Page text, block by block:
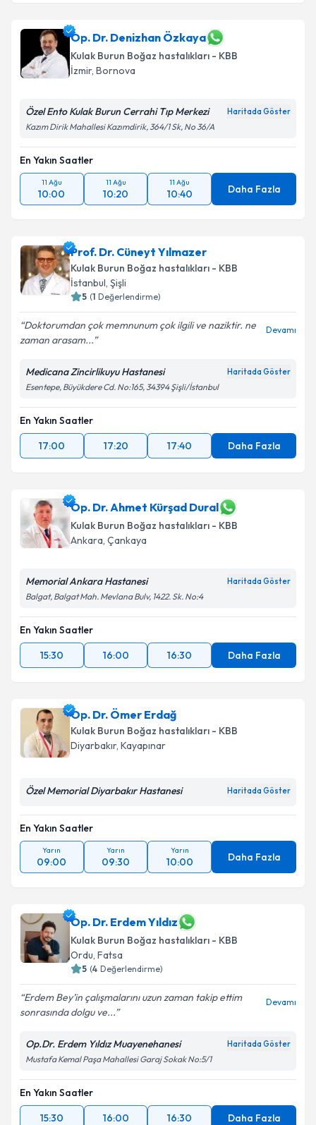
Op. Dr. Denizhan Özkaya
Kulak Burun Boğaz hastalıkları - KBB
İzmir, Bornova
Özel Ento Kulak Burun Cerrahi Tıp Merkezi Haritada Göster
Kazım Dirik Mahallesi Kazımdirik, 364/1 Sk, No 36/A
En Yakın Saatler
11 Ağu
10:00
11 Ağu
10:20
11 Ağu
10:40 Daha Fazla
Prof. Dr. Cüneyt Yılmazer
Kulak Burun Boğaz hastalıkları - KBB
İstanbul, Şişli
5 (1 Değerlendirme)
Doktorumdan çok memnunum çok ilgili ve naziktir. ne
zaman arasam...
Devamı
Medicana Zincirlikuyu Hastanesi Haritada Göster
Esentepe, Büyükdere Cd. No:165, 34394 Şişli/İstanbul
En Yakın Saatler
17:00
17:20 17:40 Daha Fazla
Op. Dr. Ahmet Kürşad Dural
Kulak Burun Boğaz hastalıkları - KBB
Ankara, Çankaya
Memorial Ankara Hastanesi Haritada Göster
Balgat, Balgat Mah. Mevlana Bulv, 1422. Sk. No:4
En Yakın Saatler
15:30
16:00 16:30 Daha Fazla
Op. Dr. Ömer Erdağ
Kulak Burun Boğaz hastalıkları - KBB
Diyarbakır, Kayapınar
Özel Memorial Diyarbakır Hastanesi Haritada Göster
En Yakın Saatler
Yarın
09:00
Yarın
09:30
Yarın
10:00 Daha Fazla
Op. Dr. Erdem Yıldız
Kulak Burun Boğaz hastalıkları - KBB
Ordu, Fatsa
5 (4 Değerlendirme)
Erdem Bey’in çalışmalarını uzun zaman takip ettim
sonrasında dolgu ve...
Devamı
Op.Dr. Erdem Yıldız Muayenehanesi Haritada Göster
Mustafa Kemal Paşa Mahallesi Garaj Sokak No:5/1
En Yakın Saatler
15:30
16:00 16:30 Daha Fazla